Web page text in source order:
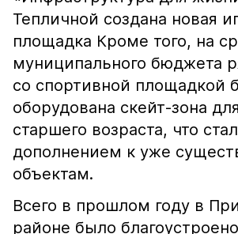
Тепличной создана новая
площадка Кроме того, на
муниципального бюджета
со спортивной площадкой
оборудована скейт-зона
старшего возраста, что
дополнением к уже
объектам.
Всего в прошлом году в
районе было благоустроено